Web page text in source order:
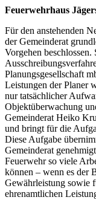
Feuerwehrhaus
Für den anstehenden
der Gemeinderat
Vorgehen beschlossen.
Planungsgesellschaft
Leistungen der Planer
nur tatsächlicher
Objektüberwachung
Gemeinderat Heiko
und bringt für die
Diese Aufgabe
Gemeinderat
Feuerwehr so viele
können – wenn es der
Gewährleistung sowie
ehrenamtlichen